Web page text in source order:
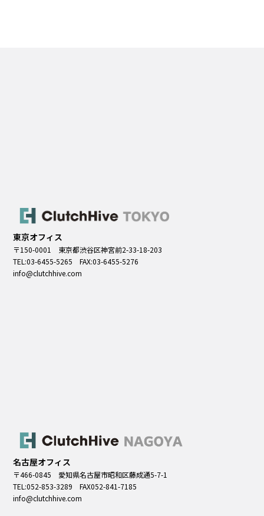
東京オフィス
〒150-0001 東京都渋谷区神宮前2-33-18-203
TEL:03-6455-5265 FAX:03-6455-5276
info@clutchhive.com
名古屋オフィス
〒466-0845 愛知県名古屋市昭和区藤成通5-7-1
TEL:052-853-3289 FAX052-841-7185
info@clutchhive.com